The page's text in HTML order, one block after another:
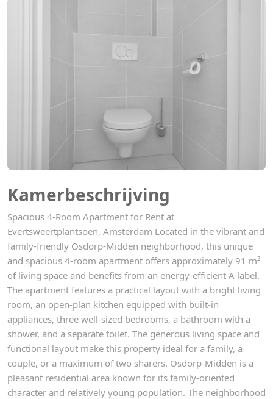
Kamerbeschrijving
Spacious 4-Room Apartment for Rent at
Evertsweertplantsoen, Amsterdam Located in the vibrant and
family-friendly Osdorp-Midden neighborhood, this unique
and spacious 4-room apartment offers approximately 91 m²
of living space and benefits from an energy-efficient A label.
The apartment features a practical layout with a bright living
room, an open-plan kitchen equipped with built-in
appliances, three well-sized bedrooms, a bathroom with a
shower, and a separate toilet. The generous living space and
functional layout make this property ideal for a family, a
couple, or a maximum of two sharers. Osdorp-Midden is a
pleasant residential area known for its family-oriented
character and relatively young population. The neighborhood